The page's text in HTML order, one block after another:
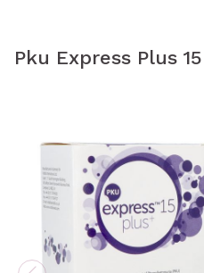
Pku Express Plus